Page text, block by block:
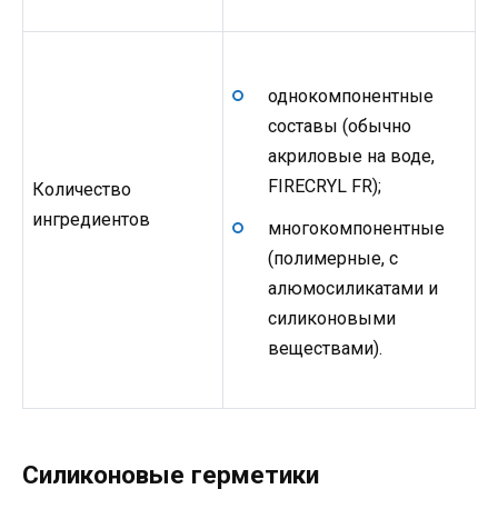
Количество
ингредиентов
однокомпонентные
составы (обычно
акриловые на воде,
FIRECRYL FR);
многокомпонентные
(полимерные, с
алюмосиликатами и
силиконовыми
веществами).
Силиконовые герметики